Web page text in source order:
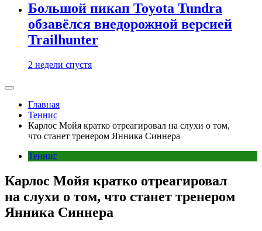
Большой пикап Toyota Tundra
обзавёлся внедорожной версией
Trailhunter
2 недели спустя
Главная
Теннис
Карлос Мойя кратко отреагировал на слухи о том,
что станет тренером Янника Синнера
Теннис
Карлос Мойя кратко отреагировал
на слухи о том, что станет тренером
Янника Синнера